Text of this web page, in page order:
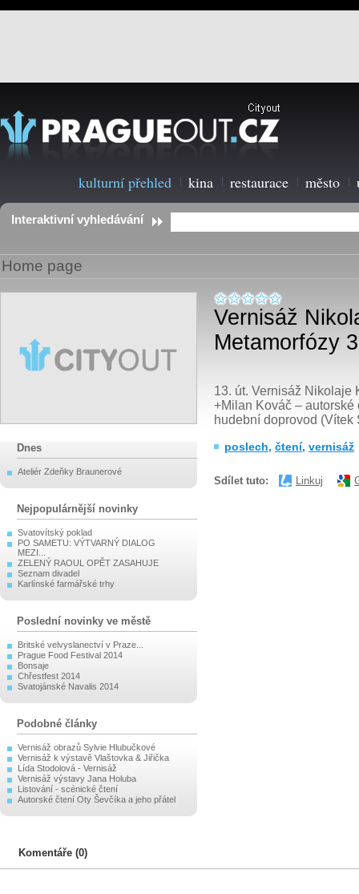
kulturní přehled kina restaurace město
Interaktivní vyhledávání
Home page
Vernisáž
Metamorfózy 3
13. út. Vernisáž Nikolaje
+Milan Kováč –
hudební doprovod (Vítek
poslech, čtení, vernisáž
Sdílet tuto: Linkuj
Dnes
Ateliér Zdeňky Braunerové
Nejpopulárnější novinky
Svatovítský poklad
PO SAMETU: VÝTVARNÝ DIALOG
MEZI...
ZELENÝ RAOUL OPĚT ZASAHUJE
Seznam divadel
Karlínské farmářské trhy
Poslední novinky ve městě
Britské velvyslanectví v Praze...
Prague Food Festival 2014
Bonsaje
Chřestfest 2014
Svatojánské Navalis 2014
Podobné články
Vernisáž obrazů Sylvie Hlubučkové
Vernisáž k výstavě Vlaštovka & Jiřička
Lída Stodolová - Vernisáž
Vernisáž výstavy Jana Holuba
Listování - scénické čtení
Autorské čtení Oty Ševčíka a jeho přátel
Komentáře (0)